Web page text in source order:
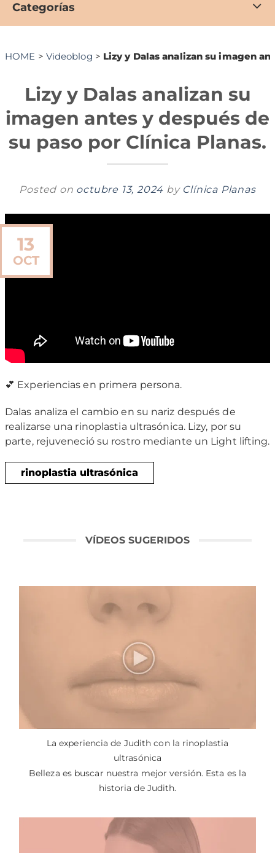
Categorías
HOME > Videoblog > Lizy y Dalas analizan su imagen
Lizy y Dalas analizan su
imagen antes y después de
su paso por Clínica Planas.
Posted on octubre 13, 2024 by Clínica Planas
13
OCT
💕 Experiencias en primera persona.
Dalas analiza el cambio en su nariz después de
realizarse una rinoplastia ultrasónica. Lizy, por su
parte, rejuveneció su rostro mediante un Light lifting.
rinoplastia ultrasónica
VÍDEOS SUGERIDOS
La experiencia de Judith con la rinoplastia
ultrasónica
Belleza es buscar nuestra mejor versión. Esta es la
historia de Judith.